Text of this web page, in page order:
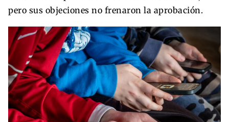
pero sus objeciones no frenaron la aprobación.